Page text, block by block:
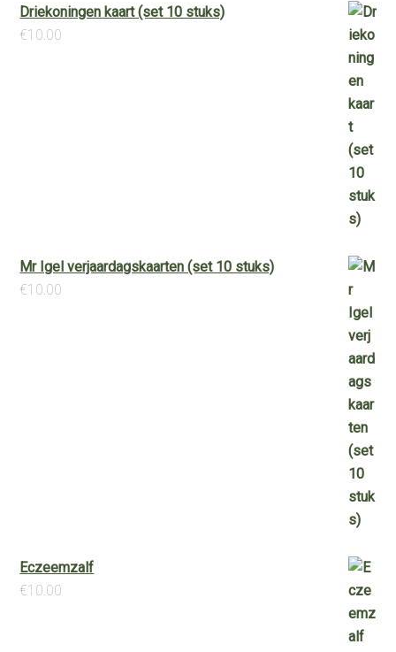
Driekoningen kaart (set 10 stuks)
€10.00
Mr Igel verjaardagskaarten (set 10 stuks)
€10.00
Eczeemzalf
€10.00